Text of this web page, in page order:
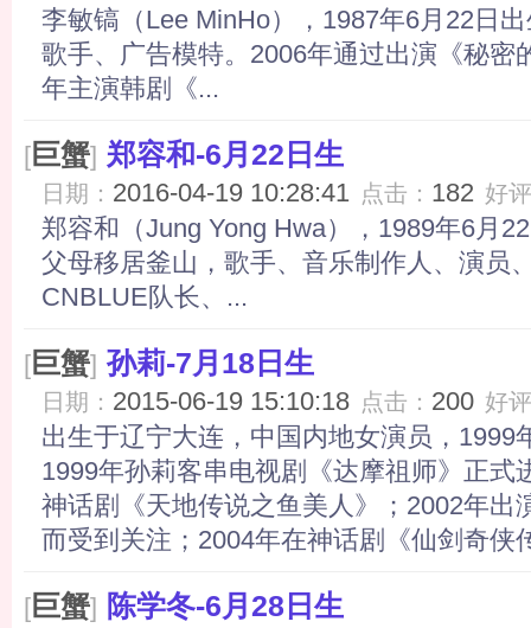
李敏镐（Lee MinHo），1987年6月22日
歌手、广告模特。2006年通过出演《秘密
年主演韩剧《...
[ 巨蟹] 郑容和-6月22日生
日期： 2016-04-19 10:28:41 点击： 182 好
郑容和（Jung Yong Hwa），1989年6月
父母移居釜山，歌手、音乐制作人、演员
CNBLUE队长、...
[ 巨蟹] 孙莉-7月18日生
日期： 2015-06-19 15:10:18 点击： 200 好
出生于辽宁大连，中国内地女演员，1999
1999年孙莉客串电视剧《达摩祖师》正式
神话剧《天地传说之鱼美人》；2002年出
而受到关注；2004年在神话剧《仙剑奇侠
[ 巨蟹] 陈学冬-6月28日生